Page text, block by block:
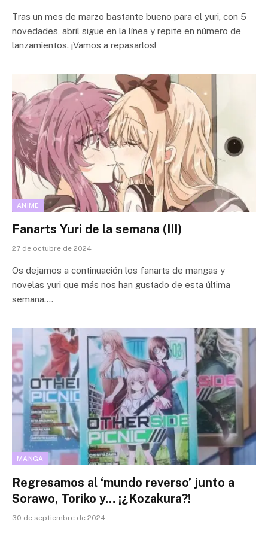
Tras un mes de marzo bastante bueno para el yuri, con 5
novedades, abril sigue en la línea y repite en número de
lanzamientos. ¡Vamos a repasarlos!
ANIME
Fanarts Yuri de la semana (III)
27 de octubre de 2024
Os dejamos a continuación los fanarts de mangas y
novelas yuri que más nos han gustado de esta última
semana.…
MANGA
Regresamos al ‘mundo reverso’ junto a
Sorawo, Toriko y… ¡¿Kozakura?!
30 de septiembre de 2024